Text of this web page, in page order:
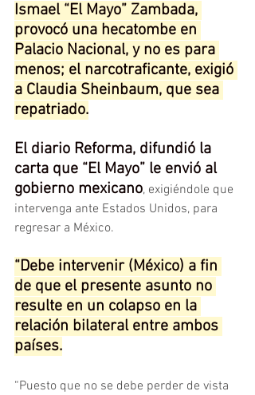
Ismael “El Mayo” Zambada,
provocó una hecatombe en
Palacio Nacional, y no es para
menos; el narcotraficante, exigió
a Claudia Sheinbaum, que sea
repatriado.
El diario Reforma, difundió la
carta que “El Mayo” le envió al
gobierno mexicano, exigiéndole que
intervenga ante Estados Unidos, para
regresar a México.
“Debe intervenir (México) a fin
de que el presente asunto no
resulte en un colapso en la
relación bilateral entre ambos
países.
“Puesto que no se debe perder de vista